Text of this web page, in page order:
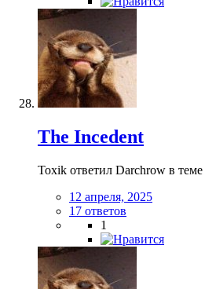
The Incedent
Toxik ответил Darchrow в теме
12 апреля, 2025
17 ответов
1